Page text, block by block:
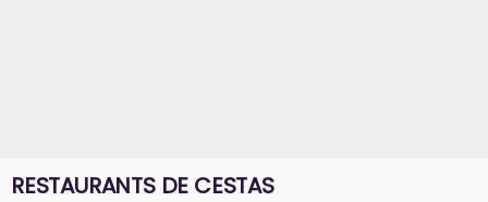
RESTAURANTS DE CESTAS